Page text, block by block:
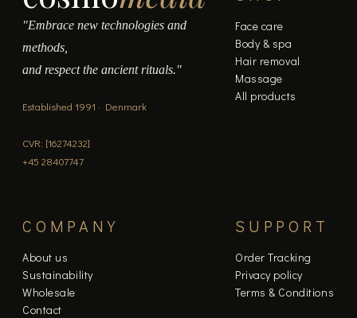
"Embrace new technologies and
methods,
and respect the ancient rituals."
Established 1991 · Denmark
CVR: [16274232]
+45 28407747
Face care
Body & spa
Hair removal
Massage
All products
COMPANY
About us
Sustainability
Wholesale
Contact
SUPPORT
Order Tracking
Privacy policy
Terms & Conditions